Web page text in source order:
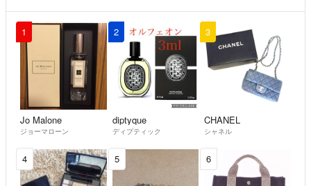
1
Jo Malone
ジョーマローン
2
diptyque
ディプティック
3
CHANEL
シャネル
4 5 6